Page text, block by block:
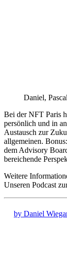
Daniel,
Bei der NFT Paris
persönlich und in
Austausch zur
allgemeinen. Bonus:
dem Advisory
bereichende
Weitere
Unseren Podcast
by Daniel